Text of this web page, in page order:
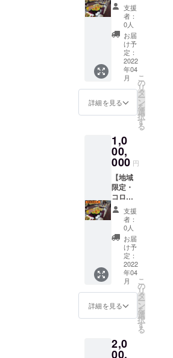
です。
ヤマト
運輸の
クール
冷凍便
にてお
届け致
しま
す。
クト限
定の商
品が、
二度お
楽しみ
いただ
けるお
得な
コース
です！
「プレ
ミアム
ファミ
リー
セット
16000
円コー
ス」を
１０月
３１日
までの
ご希望
のお日
もう一
度お届
け致し
ます。
このプ
ロジェ
クト限
定の商
品が、
二度お
楽しみ
いただ
けるお
得な
コース
です！
終息祈
願企
画】き
らら亭
出張
パー
ティー
コー
ス ５
０万円
プラン
コロナ
はもう
り！コ
ロナが
収まっ
たとき
を夢見
て、み
んなで
楽しみ
ましょ
う！ き
らら亭
（東京
都八王
子市東
浅川
町）か
ら直線
４０km
以内の
お好み
できら
ら亭の
支援
者：
0人
お届
け予
定：
2022
年04
月
詳細を見る
こ
の
リ
タ
ー
ン
を
選
択
す
る
1,0
00,
000 円
【地域
限定・
コロナ
終息祈
願企
画】き
らら亭
出張
パー
ティー
コー
ス １
００万
円プラ
ン コロ
ナはも
ざり！
コロナ
支援
者：
0人
お届
け予
定：
2022
年04
月
詳細を見る
こ
の
リ
タ
ー
ン
を
選
択
す
る
2,0
00,